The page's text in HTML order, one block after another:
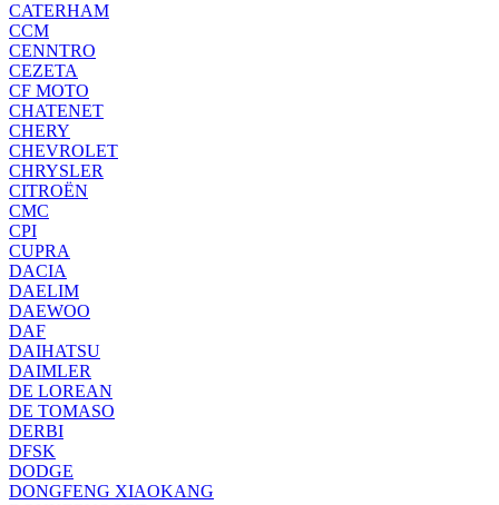
CATERHAM
CCM
CENNTRO
CEZETA
CF MOTO
CHATENET
CHERY
CHEVROLET
CHRYSLER
CITROËN
CMC
CPI
CUPRA
DACIA
DAELIM
DAEWOO
DAF
DAIHATSU
DAIMLER
DE LOREAN
DE TOMASO
DERBI
DFSK
DODGE
DONGFENG XIAOKANG